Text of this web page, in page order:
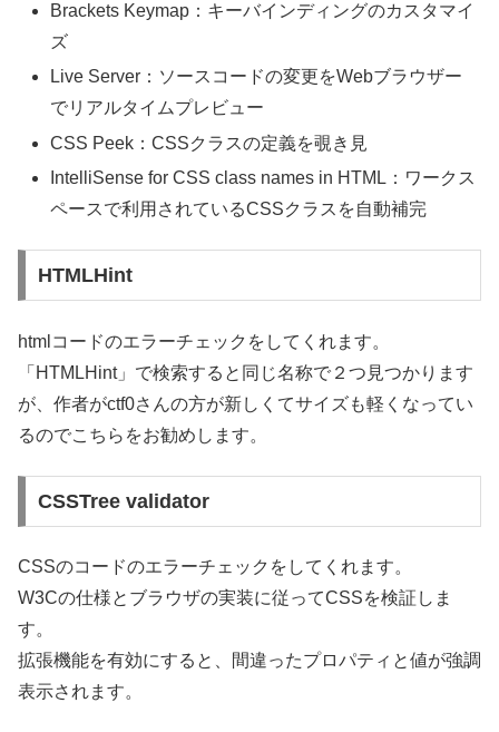
Brackets Keymap：キーバインディングのカスタマイ
ズ
Live Server：ソースコードの変更をWebブラウザー
でリアルタイムプレビュー
CSS Peek：CSSクラスの定義を覗き見
IntelliSense for CSS class names in HTML：ワークス
ペースで利用されているCSSクラスを自動補完
HTMLHint
htmlコードのエラーチェックをしてくれます。
「HTMLHint」で検索すると同じ名称で２つ見つかります
が、作者がctf0さんの方が新しくてサイズも軽くなってい
るのでこちらをお勧めします。
CSSTree validator
CSSのコードのエラーチェックをしてくれます。
W3Cの仕様とブラウザの実装に従ってCSSを検証しま
す。
拡張機能を有効にすると、間違ったプロパティと値が強調
表示されます。